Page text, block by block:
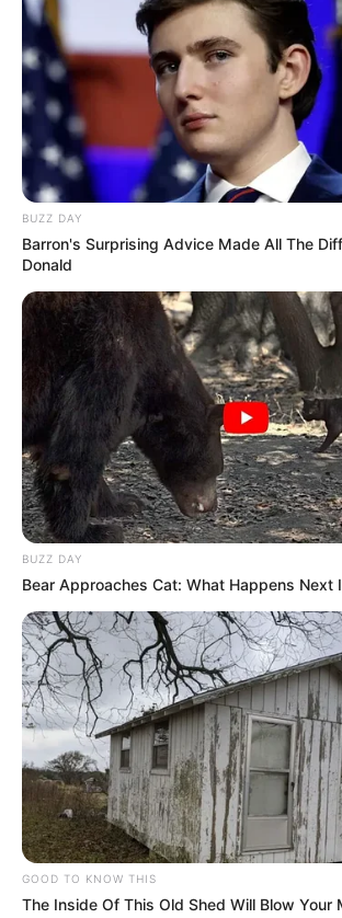
BUZZ DAY
Barron's Surprising Advice Made All The
Donald
BUZZ DAY
Bear Approaches Cat: What Happens Next
GOOD TO KNOW THIS
The Inside Of This Old Shed Will Blow Your